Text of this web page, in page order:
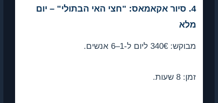
4. סיור אקאמאס: "חצי האי הבתולי" – יום
340€ ליום ל-1–6 אנשים.